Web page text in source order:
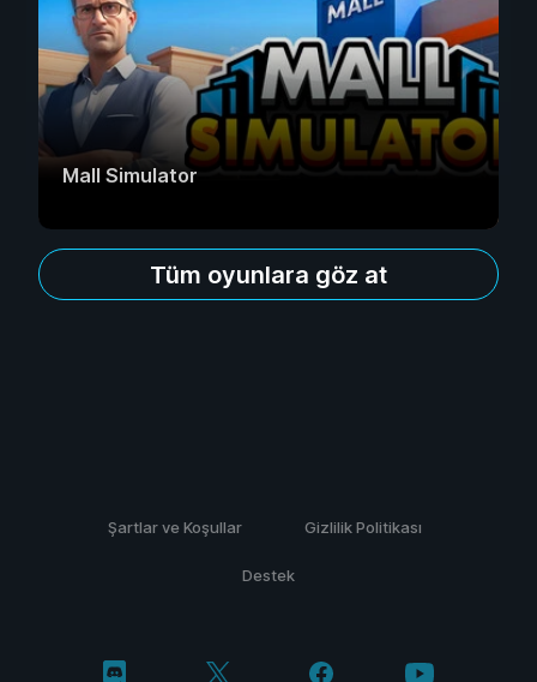
Mall Simulator
Tüm oyunlara göz at
Şartlar ve Koşullar Gizlilik Politikası
Destek